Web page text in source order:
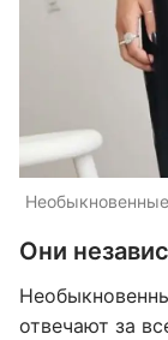
Они
отвечают за